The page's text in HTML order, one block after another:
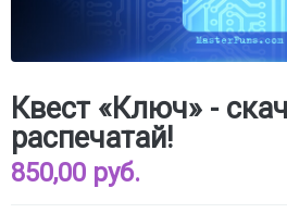
Квест «Ключ» -
распечатай!
850,00 руб.